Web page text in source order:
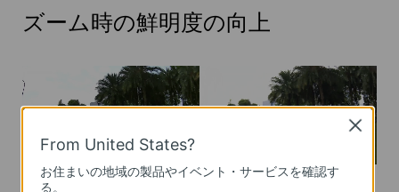
ズーム時の鮮明度の向上
From United States?
お住まいの地域の製品やイベント・サービスを確認す
る。
Close